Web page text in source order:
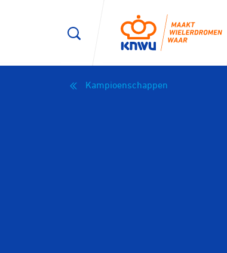
Kampioenschappen